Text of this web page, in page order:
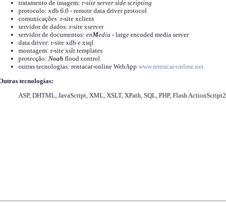
tratamento de imagem: r-site server side scripting
protocolo: xdb 6.0 - remote data driver protocol
comunicações: r-site xclient
servidor de dados: r-site xserver
servidor de documentos: enMedia - large encoded media server
data driver: r-site xdb e xsql
montagem: r-site xslt templates
protecção: Noahflood control
outras tecnologias: rentacar-online WebApp www.rentacar-online.net
tecnologias:
ASP, DHTML, JavaScript, XML, XSLT, XPath, SQL, PHP, Flash ActionScript2